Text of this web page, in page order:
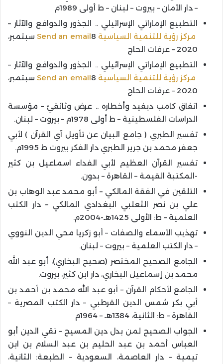
– دار الأمان – بيروت – لبنان – ط أولى 1989م
التطبيع الإماراتي الإسرائيلي .. الجذور والدوافع والآثار –
مركز رؤية للتنمية السياسية
Send an email 8 سبتمبر،
2020 – عرفات الحاج
التطبيع الإماراتي الإسرائيلي .. الجذور والدوافع والآثار –
مركز رؤية للتنمية السياسية
Send an email 8 سبتمبر،
2020 – عرفات الحاج
اتفاق كامب ديفيد وأخطاره .. عرض وثائقيّ – مؤسسة
الدراسات الفلسطينية – ط أولى 1978م – بيروت – لبنان.
تفسير الطبري ( جامع البيان عن تأويل آي القرآن ) لأبي
جعفر محمد بن جرير الطبري دار الفكر بيروت ط 1995م.
تفسير القرآن العظيم لأبي الفداء اسماعيل بن كثير
-المكتبة القيمة – القاهرة – بدون.
التلقين في الفقة المالكي – أبو محمد عبد الوهاب بن
علي بن نصر الثعلبي البغدادي المالكي – دار الكتب
العلمية – ط: الأولى 1425هـ-2004م.
تهذيب الأسماء والصفات – أبو زكريا محي الدين النووي
– دار الكتب العلمية – بيروت – لبنان.
الجامع الصحيح المختصر (صحيح البخاري)، أبو عبد الله
محمد بن إسماعيل البخاري، دار ابن كثير، بيروت.
الجامع لأحكام القرآن – أبو عبد الله محمد بن أحمد بن
أبي بكر شمس الدين القرطبي – دار الكتب المصرية –
القاهرة – ط: الثانية، 1384هـ – 1964م
الجواب الصحيح لمن بدل دين المسيح – تقي الدين أبو
العباس أحمد بن عبد الحليم بن عبد السلام بن ابن
تيمية – دار العاصمة، السعودية – الطبعة: الثانية،